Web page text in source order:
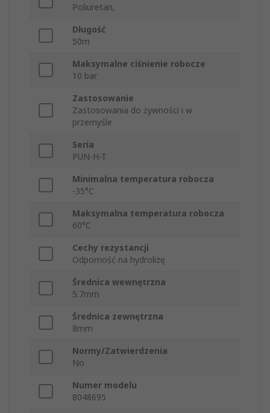
Poliuretan,
Długość
50m
Maksymalne ciśnienie robocze
10 bar
Zastosowanie
Zastosowania do żywności i w
przemyśle
Seria
PUN-H-T
Minimalna temperatura robocza
-35°C
Maksymalna temperatura robocza
60°C
Cechy rezystancji
Odporność na hydrolizę
Średnica wewnętrzna
5.7mm
Średnica zewnętrzna
8mm
Normy/Zatwierdzenia
No
Numer modelu
8048695